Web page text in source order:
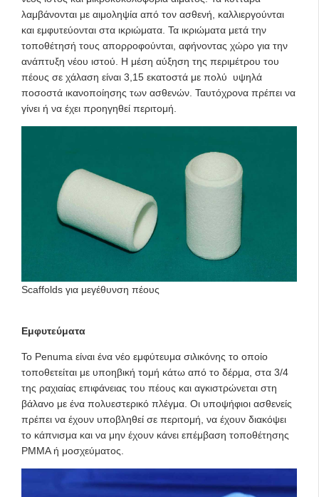
λαμβάνονται με αιμοληψία από τον ασθενή, καλλιεργούνται
και εμφυτεύονται στα ικριώματα. Τα ικριώματα μετά την
τοποθέτησή τους απορροφούνται, αφήνοντας χώρο για την
ανάπτυξη νέου ιστού. Η μέση αύξηση της περιμέτρου του
πέους σε χάλαση είναι 3,15 εκατοστά με πολύ υψηλά
ποσοστά ικανοποίησης των ασθενών. Ταυτόχρονα πρέπει να
γίνει ή να έχει προηγηθεί περιτομή.
Scaffolds για μεγέθυνση πέους
Εμφυτεύματα
Το Penuma είναι ένα νέο εμφύτευμα σιλικόνης το οποίο
τοποθετείται με υποηβική τομή κάτω από το δέρμα, στα 3/4
της ραχιαίας επιφάνειας του πέους και αγκιστρώνεται στη
βάλανο με ένα πολυεστερικό πλέγμα. Οι υποψήφιοι ασθενείς
πρέπει να έχουν υποβληθεί σε περιτομή, να έχουν διακόψει
το κάπνισμα και να μην έχουν κάνει επέμβαση τοποθέτησης
PMMA ή μοσχεύματος.